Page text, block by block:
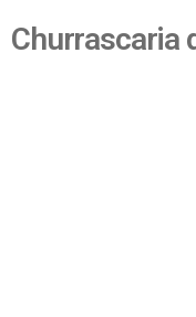
Churrascaria